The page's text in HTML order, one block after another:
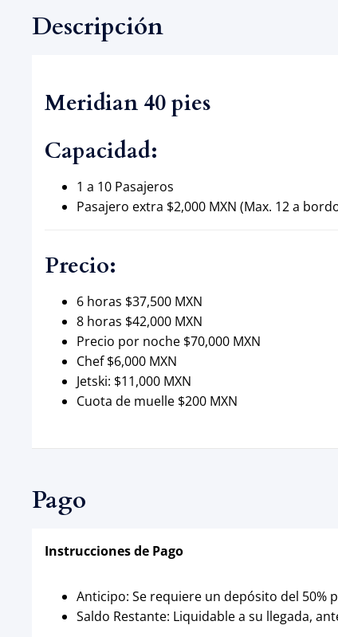
Descripción
Meridian 40 pies
Capacidad:
1 a 10 Pasajeros
Pasajero extra $2,000 MXN (Max. 12 a
Precio:
6 horas $37,500 MXN
8 horas $42,000 MXN
Precio por noche $70,000 MXN
Chef $6,000 MXN
Jetski: $11,000 MXN
Cuota de muelle $200 MXN
Pago
Instrucciones de Pago
Anticipo: Se requiere un depósito del 50%
Saldo Restante: Liquidable a su llegada,